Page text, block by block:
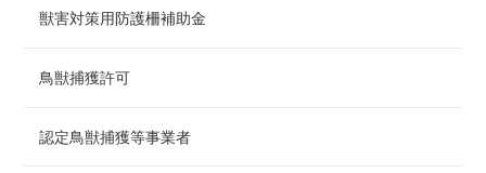
獣害対策用防護柵補助金
鳥獣捕獲許可
認定鳥獣捕獲等事業者